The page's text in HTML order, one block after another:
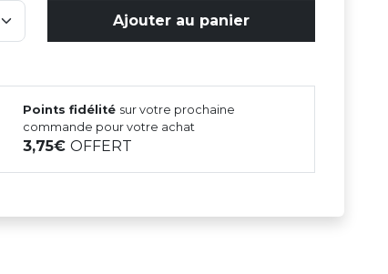
Ajouter au panier
Points fidélité sur votre prochaine
commande pour votre achat
3,75OFFERT